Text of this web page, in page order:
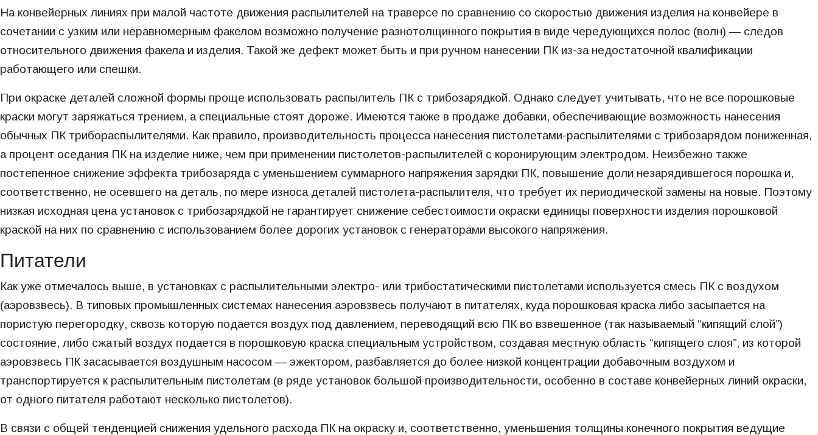
На конвейерных линиях при малой частоте движения распылителей на траверсе по сравнению со скоростью движения изделия на конвейере в
сочетании с узким или неравномерным факелом возможно получение разнотолщинного покрытия в виде чередующихся полос (волн) — следов
относительного движения факела и изделия. Такой же дефект может быть и при ручном нанесении ПК из-за недостаточной квалификации
работающего или спешки.
При окраске деталей сложной формы проще использовать распылитель ПК с трибозарядкой. Однако следует учитывать, что не все порошковые
краски могут заряжаться трением, а специальные стоят дороже. Имеются также в продаже добавки, обеспечивающие возможность нанесения
обычных ПК трибораспылителями. Как правило, производительность процесса нанесения пистолетами-распылителями с трибозарядом пониженная,
а процент оседания ПК на изделие ниже, чем при применении пистолетов-распылителей с коронирующим электродом. Неизбежно также
постепенное снижение эффекта трибозаряда с уменьшением суммарного напряжения зарядки ПК, повышение доли незарядившегося порошка и,
соответственно, не осевшего на деталь, по мере износа деталей пистолета-распылителя, что требует их периодической замены на новые. Поэтому
низкая исходная цена установок с трибозарядкой не гарантирует снижение себестоимости окраски единицы поверхности изделия порошковой
краской на них по сравнению с использованием более дорогих установок с генераторами высокого напряжения.
Питатели
Как уже отмечалось выше, в установках с распылительными электро- или трибостатическими пистолетами используется смесь ПК с воздухом
(аэровзвесь). В типовых промышленных системах нанесения аэровзвесь получают в питателях, куда порошковая краска либо засыпается на
пористую перегородку, сквозь которую подается воздух под давлением, переводящий всю ПК во взвешенное (так называемый “кипящий слой”)
состояние, либо сжатый воздух подается в порошковую краска специальным устройством, создавая местную область “кипящего слоя”, из которой
аэровзвесь ПК засасывается воздушным насосом — эжектором, разбавляется до более низкой концентрации добавочным воздухом и
транспортируется к распылительным пистолетам (в ряде установок большой производительности, особенно в составе конвейерных линий окраски,
от одного питателя работают несколько пистолетов).
В связи с общей тенденцией снижения удельного расхода ПК на окраску и, соответственно, уменьшения толщины конечного покрытия ведущие